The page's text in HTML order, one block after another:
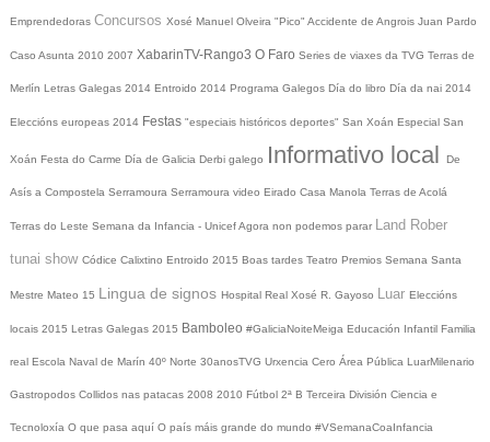
Emprendedoras Concursos Xosé Manuel Olveira "Pico" Accidente de Angrois Juan Pardo
Caso Asunta 2010 2007 XabarinTV-Rango3 O Faro Series de viaxes da TVG Terras de
Merlín Letras Galegas 2014 Entroido 2014 Programa Galegos Día do libro Día da nai 2014
Eleccións europeas 2014 Festas "especiais históricos deportes" San Xoán Especial San
Xoán Festa do Carme Día de Galicia Derbi galego Informativo local De
Asís a Compostela Serramoura Serramoura video Eirado Casa Manola Terras de Acolá
Terras do Leste Semana da Infancia - UnicefAgora non podemos parar Land Rober
tunai show Códice Calixtino Entroido 2015 Boas tardes Teatro Premios Semana Santa
Mestre Mateo 15 Lingua de signos Hospital Real Xosé R. Gayoso Luar Eleccións
locais 2015 Letras Galegas 2015 Bamboleo #GaliciaNoiteMeiga Educación Infantil Familia
real Escola Naval de Marín 40º Norte 30anosTVG Urxencia Cero Área Pública LuarMilenario
Gastropodos Collidos nas patacas 2008 2010 Fútbol 2ª B Terceira División Ciencia e
Tecnoloxía O que pasa aquí O país máis grande do mundo #VSemanaCoaInfancia